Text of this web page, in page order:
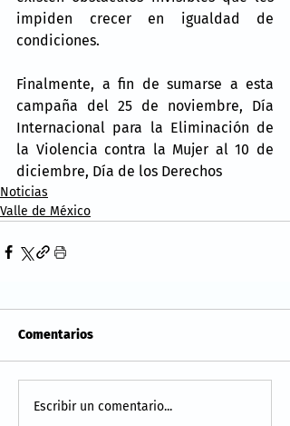
impiden crecer en igualdad de
condiciones.
Finalmente, a fin de sumarse a esta
campaña del 25 de noviembre, Día
Internacional para la Eliminación de
la Violencia contra la Mujer al 10 de
diciembre, Día de los Derechos
Noticias
Valle de México
Comentarios
Escribir un comentario...